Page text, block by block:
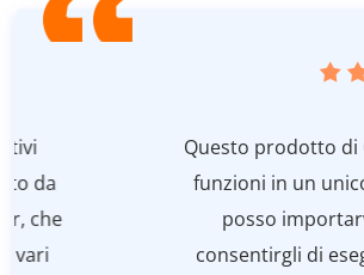
Questo prodotto di Coolmuster
funzioni in un unico software.
posso importarvi un file
consentirgli di eseguire la